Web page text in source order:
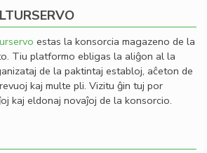
estas la konsorcia magazeno de la
Tiu platformo ebligas la aliĝon al la
de la paktintaj establoj, aĉeton de
kaj multe pli. Vizitu ĝin tuj por
kaj eldonaj novaĵoj de la konsorcio.